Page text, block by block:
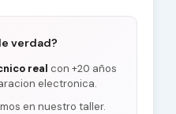
verdad?
real con +20 años
electronica.
en nuestro taller.